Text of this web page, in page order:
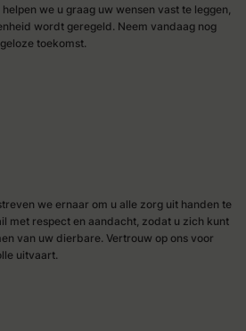
we u graag uw wensen vast te leggen,
wordt geregeld. Neem vandaag nog
toekomst.
we ernaar om u alle zorg uit handen te
met respect en aandacht, zodat u zich kunt
van uw dierbare. Vertrouw op ons voor
uitvaart.